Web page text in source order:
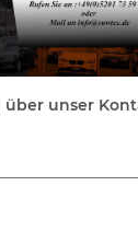
über unser